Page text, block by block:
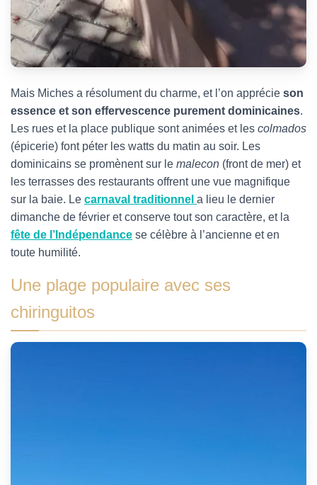
Mais Miches a résolument du charme, et l’on apprécie son
essence et son effervescence purement dominicaines.
Les rues et la place publique sont animées et les colmados
(épicerie) font péter les watts du matin au soir. Les
dominicains se promènent sur le malecon (front de mer) et
les terrasses des restaurants offrent une vue magnifique
sur la baie. Le carnaval traditionnel a lieu le dernier
dimanche de février et conserve tout son caractère, et la
fête de l’Indépendance se célèbre à l’ancienne et en
toute humilité.
Une plage populaire avec ses
chiringuitos